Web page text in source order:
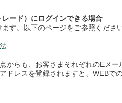
ード）にログインできる場合
す。以下のページをご参照ください
らも、お客さまそれぞれのEメー
ドレスを登録されますと、WEB